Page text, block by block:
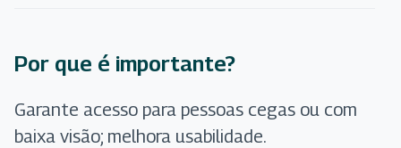
Por que é importante?
Garante acesso para pessoas cegas ou com
baixa visão; melhora usabilidade.